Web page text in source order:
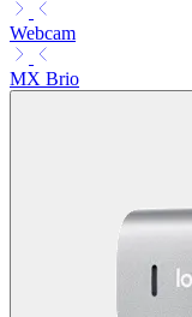
Webcam
MX Brio